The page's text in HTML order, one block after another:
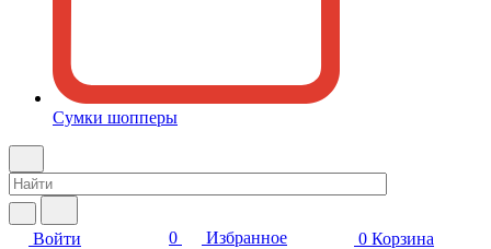
Сумки шопперы
Войти 0 Избранное 0 Корзина